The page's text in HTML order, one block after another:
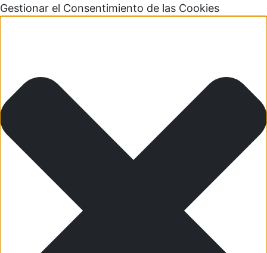
Gestionar el Consentimiento de las Cookies